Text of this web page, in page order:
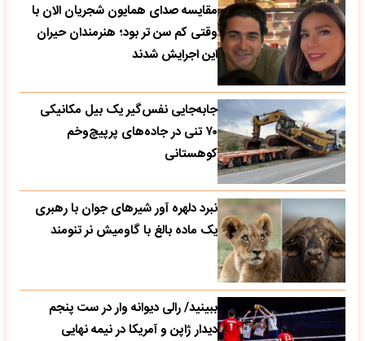
مقایسه صدای همایون شجریان الان با
وقتی کم سن تر بود؛ هنرمندان حیران
این اجرایش شدند
جابه‌جایی نفس‌گیر یک بیل مکانیکی
۷۰ تنی در جاده‌های پرپیچ‌وخم
کوهستانی
نبرد دلهره آور شیرهای جوان با رهبری
یک ماده بالغ با گاومیش نر تنومند
ببینید/ رالی دیوانه وار در ست پنجم
دیدار ژاپن و آمریکا در نیمه نهایی